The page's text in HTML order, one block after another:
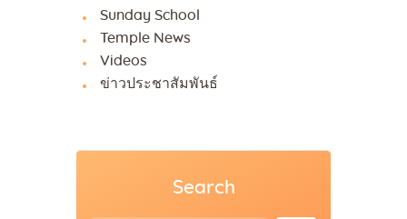
Sunday School
Temple News
Videos
ข่าวประชาสัมพันธ์
Search